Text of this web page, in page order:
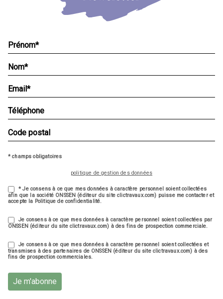
* champs obligatoires
politique de gestion des données
* Je consens à ce que mes données à caractère personnel soient collectées
afin que la société ONSSEN (éditeur du site clictravaux.com) puisse me contacter et
accepte la Politique de confidentialité.
Je consens à ce que mes données à caractère personnel soient collectées par
ONSSEN (éditeur du site clictravaux.com) à des fins de prospection commerciale.
Je consens à ce que mes données à caractère personnel soient collectées et
transmises à des partenaires de ONSSEN (éditeur du site clictravaux.com) à des
fins de prospection commerciales.
Je m'abonne